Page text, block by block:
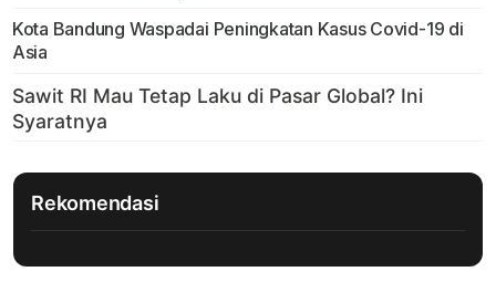
Kota Bandung Waspadai Peningkatan Kasus Covid-19 di
Asia
Rekomendasi